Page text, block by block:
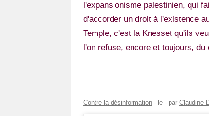
l'expansionisme palestinien, qui
d'accorder un droit à l'existence
Temple, c'est la Knesset qu'ils
l'on refuse, encore et toujours,
Contre la désinformation- le - par Claudine